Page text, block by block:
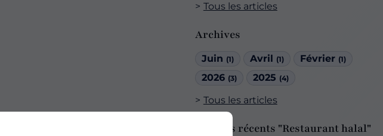
Tous les articles
Archives
Juin (1) Avril (1) Février (1)
2026 (3) 2025 (4)
Tous les articles
Articles récents "Restaurant halal"